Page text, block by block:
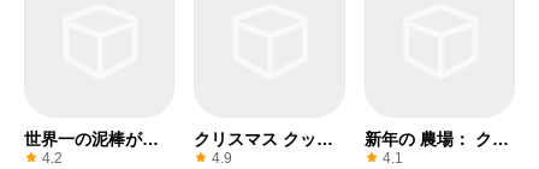
世界一の泥棒がサ
ンタに…
4.2
クリスマス クッキ
ー 4.9
新年の 農場： クリ
スマス
4.1